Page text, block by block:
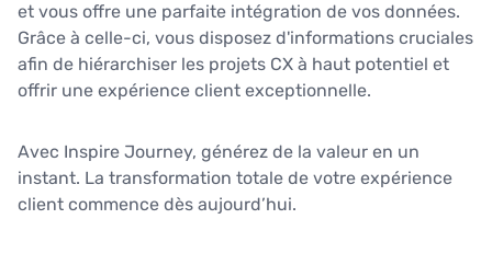
et vous offre une parfaite intégration de vos données.
Grâce à celle-ci, vous disposez d'informations cruciales
afin de hiérarchiser les projets CX à haut potentiel et
offrir une expérience client exceptionnelle.
Avec Inspire Journey, générez de la valeur en un
instant. La transformation totale de votre expérience
client commence dès aujourd’hui.